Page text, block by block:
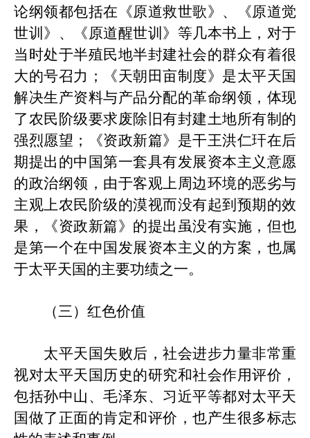
论纲领都包括在《原道救世歌》、《原道觉
世训》、《原道醒世训》等几本书上，对于
当时处于半殖民地半封建社会的群众有着很
大的号召力；《天朝田亩制度》是太平天国
解决生产资料与产品分配的革命纲领，体现
了农民阶级要求废除旧有封建土地所有制的
强烈愿望；《资政新篇》是干王洪仁玕在后
期提出的中国第一套具有发展资本主义意愿
的政治纲领，由于客观上周边环境的恶劣与
主观上农民阶级的漠视而没有起到预期的效
果 ，《资政新篇》的提出虽没有实施，但也
是第一个在中国发展资本主义的方案，也属
于太平天国的主要功绩之一。
（三）红色价值
太平天国失败后，社会进步力量非常重
视对太平天国历史的研究和社会作用评价，
包括孙中山 、 毛泽东、 习近平等都对太平天
国做了正面的肯定和评价，也产生很多标志